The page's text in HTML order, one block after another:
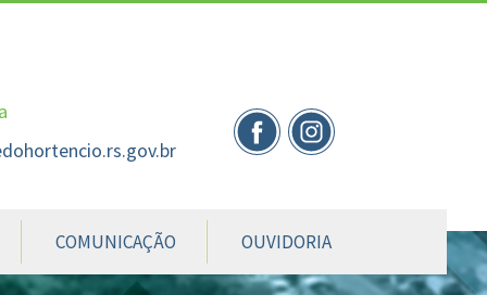
COMUNICAÇÃO OUVIDORIA